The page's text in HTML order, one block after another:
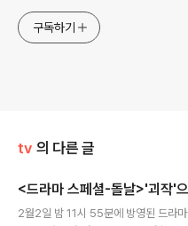
구독하기
tv 의 다른 글
<드라마 스페셜-돌날>'괴작'
2월2일 밤 11시 55분에 방영된 드라